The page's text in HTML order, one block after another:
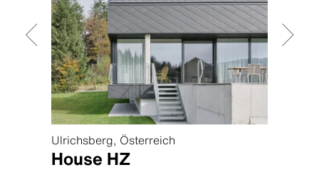
Ulrichsberg, Österreich
House HZ